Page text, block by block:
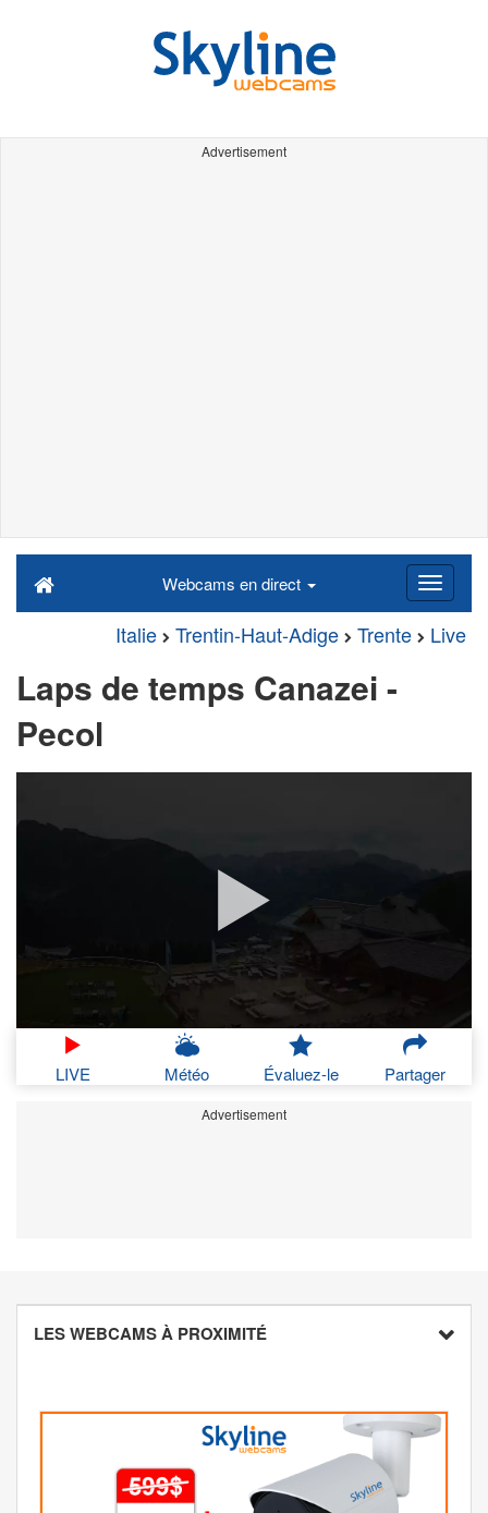
Advertisement
Webcams en direct
Italie Trentin-Haut-Adige Trente Live
Laps de temps Canazei -
Pecol
LIVE Météo Évaluez-le Partager
Advertisement
LES WEBCAMS À PROXIMITÉ